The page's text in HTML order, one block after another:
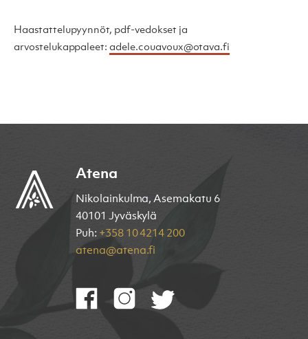
Haastattelupyynnöt, pdf-vedokset ja
arvostelukappaleet:adele.couavoux@otava.fi
Atena
Nikolainkulma, Asemakatu 6
40101 Jyväskylä
Puh: +358 10 4214 200
atena@atena.fi